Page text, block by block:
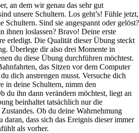
an dem wir genau das sehr gut
unsere Schultern. Los geht’s! Fühle jetzt,
Schultern. Sind sie angespannt oder gelöst?
ihnen loslassen? Bravo! Deine erste
erledigt. Die Qualität dieser Übung steckt
Überlege dir also drei Momente in
du diese Übung durchführen möchtest.
das Sitzen vor dem Computer
dich anstrengen musst. Versuche dich
in deine Schultern, nimm den
du ihn dann verändern möchtest, liegt an
beinhaltet tatsächlich nur die
Ob du deine Wahrnehmung
daran, dass sich das Ereignis dieser immer
als vorher.